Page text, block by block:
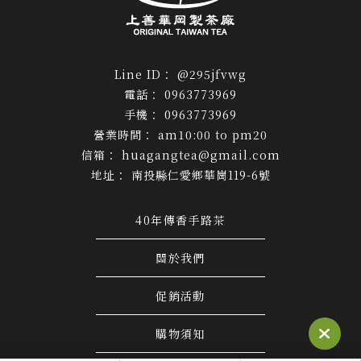
@295jfvwg
0963773969
0963773969
am10:00 to pm20
huagangtea@gmail.com
南投縣仁愛鄉華崗119-6號
40年傳香手路茶
關於我們
促銷活動
購物須知